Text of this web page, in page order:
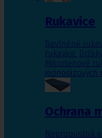
Rukavice
Bavlněné
rukavice,
Mikrotenové
jednorázových
Ochrana
Nepropustná